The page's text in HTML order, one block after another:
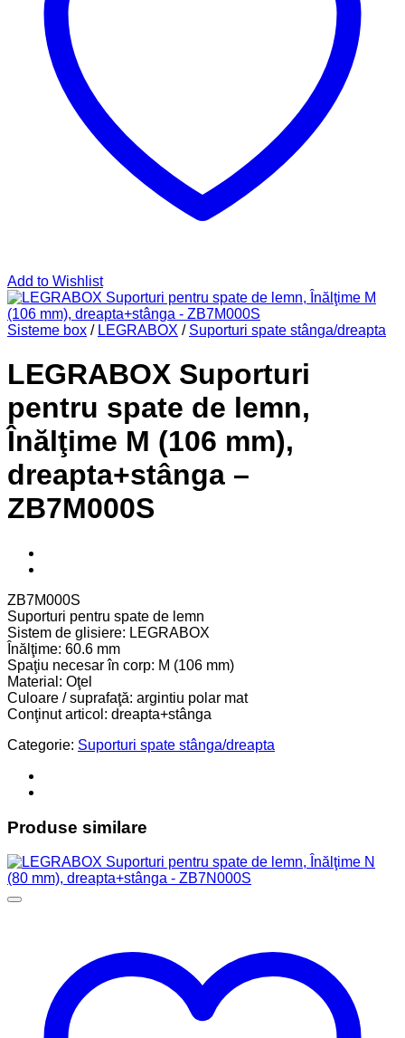
Add to Wishlist
Sisteme box / LEGRABOX / Suporturi spate stânga/dreapta
LEGRABOX Suporturi
pentru spate de lemn,
Înălţime M (106 mm),
dreapta+stânga –
ZB7M000S
ZB7M000S
Suporturi pentru spate de lemn
Sistem de glisiere: LEGRABOX
Înălţime: 60.6 mm
Spaţiu necesar în corp: M (106 mm)
Material: Oţel
Culoare / suprafaţă: argintiu polar mat
Conţinut articol: dreapta+stânga
Categorie: Suporturi spate stânga/dreapta
Produse similare